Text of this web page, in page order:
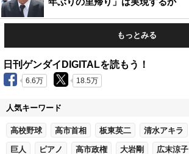
もっとみる
日刊ゲンダイDIGITALを読もう！
6.6万 18.5万
人気キーワード
高校野球 高市首相 板東英二 清水アキラ
巨人 ピアノ 高市政権 大岩剛 広末涼子